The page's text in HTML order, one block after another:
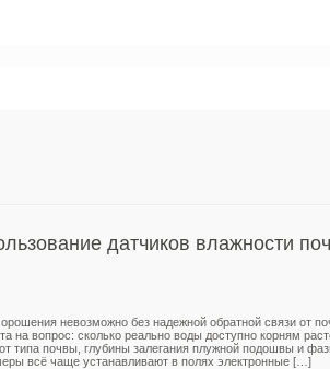
датчиков влажности
невозможно без надежной обратной связи от
на вопрос: сколько реально воды доступно корням
типа почвы, глубины залегания плужной подошвы и
всё чаще устанавливают в полях электронные […]